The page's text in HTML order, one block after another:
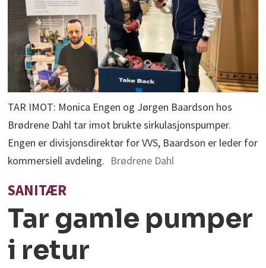
TAR IMOT: Monica Engen og Jørgen Baardson hos
Brødrene Dahl tar imot brukte sirkulasjonspumper.
Engen er divisjonsdirektør for VVS, Baardson er leder for
kommersiell avdeling. Brødrene Dahl
SANITÆR
Tar gamle pumper
i retur